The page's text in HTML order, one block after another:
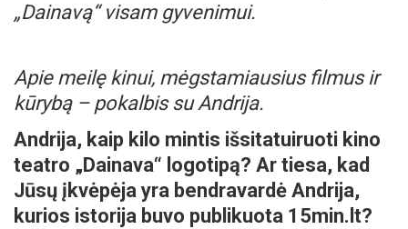
„Dainavą“ visam gyvenimui.
Apie meilę kinui, mėgstamiausius filmus ir
kūrybą – pokalbis su Andrija.
Andrija, kaip kilo mintis išsitatuiruoti kino
teatro „Dainava“ logotipą? Ar tiesa, kad
Jūsų įkvėpėja yra bendravardė Andrija,
kurios istorija buvo publikuota 15min.lt?